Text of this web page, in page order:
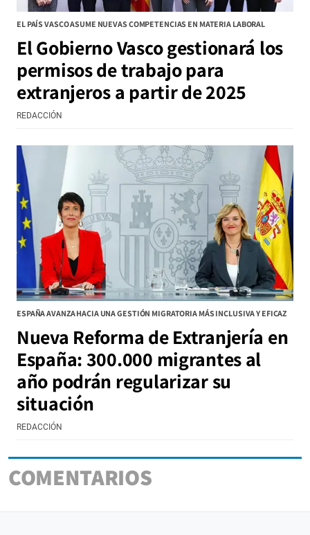
EL PAÍS VASCO ASUME NUEVAS COMPETENCIAS EN MATERIA LABORAL
El Gobierno Vasco gestionará los
permisos de trabajo para
extranjeros a partir de 2025
REDACCIÓN
ESPAÑA AVANZA HACIA UNA GESTIÓN MIGRATORIA MÁS INCLUSIVA Y EFICAZ
Nueva Reforma de Extranjería en
España: 300.000 migrantes al
año podrán regularizar su
situación
REDACCIÓN
COMENTARIOS